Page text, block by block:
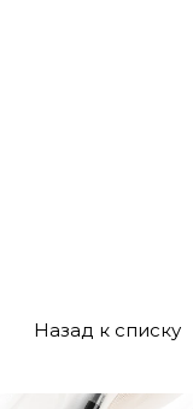
Назад к списку